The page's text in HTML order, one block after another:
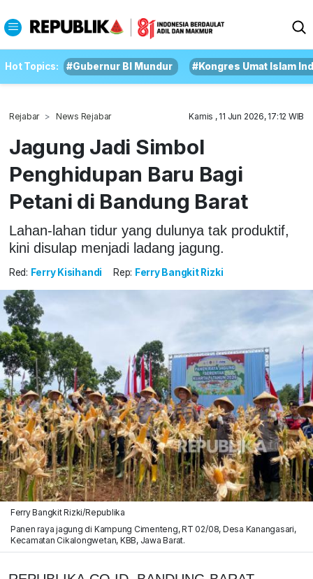
Hot Topics: #Gubernur BI Mundur #Kongres Umat Islam
Rejabar News Rejabar Kamis , 11 Jun 2026, 17:12 WIB
Jagung Jadi Simbol
Penghidupan Baru Bagi
Petani di Bandung Barat
Lahan-lahan tidur yang dulunya tak produktif,
kini disulap menjadi ladang jagung.
Red: Ferry Kisihandi Rep: Ferry Bangkit Rizki
Ferry Bangkit Rizki/Republika
Panen raya jagung di Kampung Cimenteng, RT 02/08, Desa Kanangasari,
Kecamatan Cikalongwetan, KBB, Jawa Barat.